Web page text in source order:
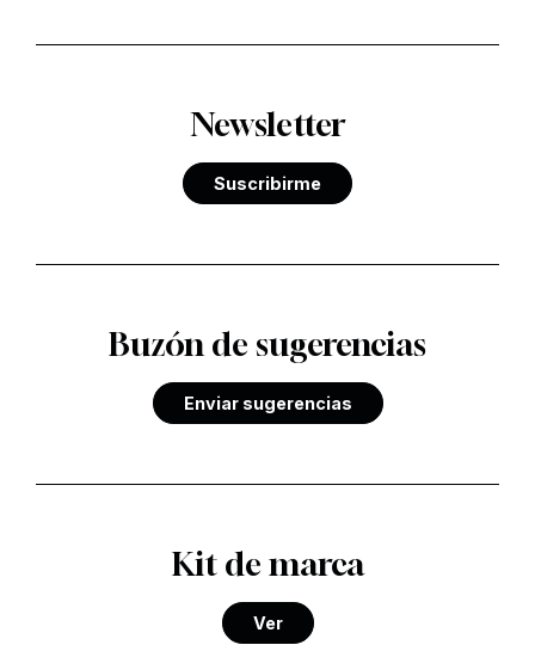
Newsletter
Suscribirme
Buzón de sugerencias
Enviar sugerencias
Kit de marca
Ver